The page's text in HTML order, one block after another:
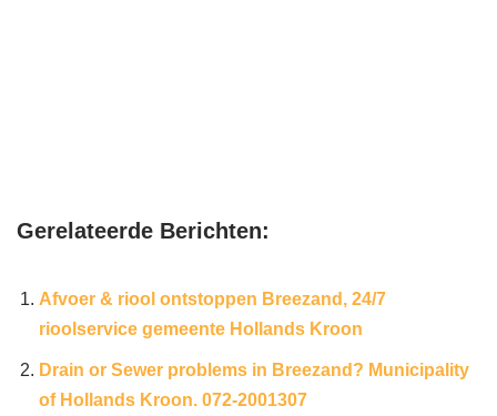
Gerelateerde Berichten:
Afvoer & riool ontstoppen Breezand, 24/7
rioolservice gemeente Hollands Kroon
Drain or Sewer problems in Breezand? Municipality
of Hollands Kroon. 072-2001307